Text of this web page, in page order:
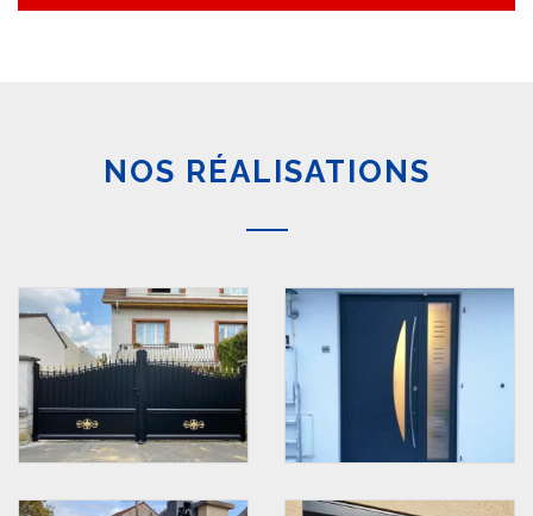
NOS RÉALISATIONS